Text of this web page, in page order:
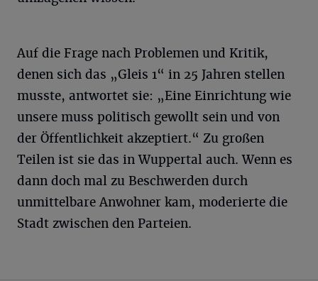
Auf die Frage nach Problemen und Kritik,
denen sich das „Gleis 1“ in 25 Jahren stellen
musste, antwortet sie: „Eine Einrichtung wie
unsere muss politisch gewollt sein und von
der Öffentlichkeit akzeptiert.“ Zu großen
Teilen ist sie das in Wuppertal auch. Wenn es
dann doch mal zu Beschwerden durch
unmittelbare Anwohner kam, moderierte die
Stadt zwischen den Parteien.